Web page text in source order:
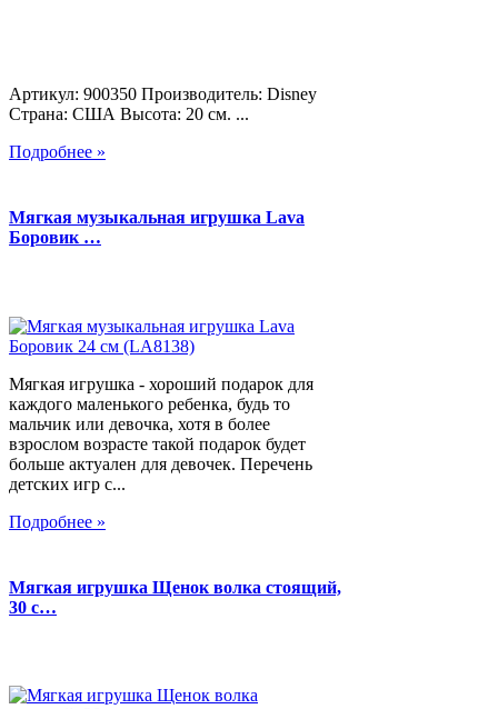
Артикул: 900350 Производитель: Disney
Страна: США Высота: 20 см. ...
Подробнее »
Мягкая музыкальная игрушка Lava
Боровик …
Мягкая игрушка - хороший подарок для
каждого маленького ребенка, будь то
мальчик или девочка, хотя в более
взрослом возрасте такой подарок будет
больше актуален для девочек. Перечень
детских игр с...
Подробнее »
Мягкая игрушка Щенок волка стоящий,
30 с…